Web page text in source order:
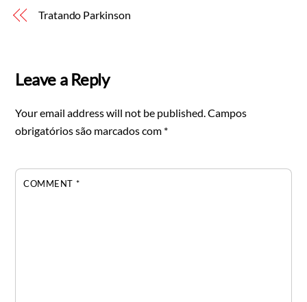
Tratando Parkinson
Leave a Reply
Your email address will not be published. Campos
obrigatórios são marcados com *
COMMENT *